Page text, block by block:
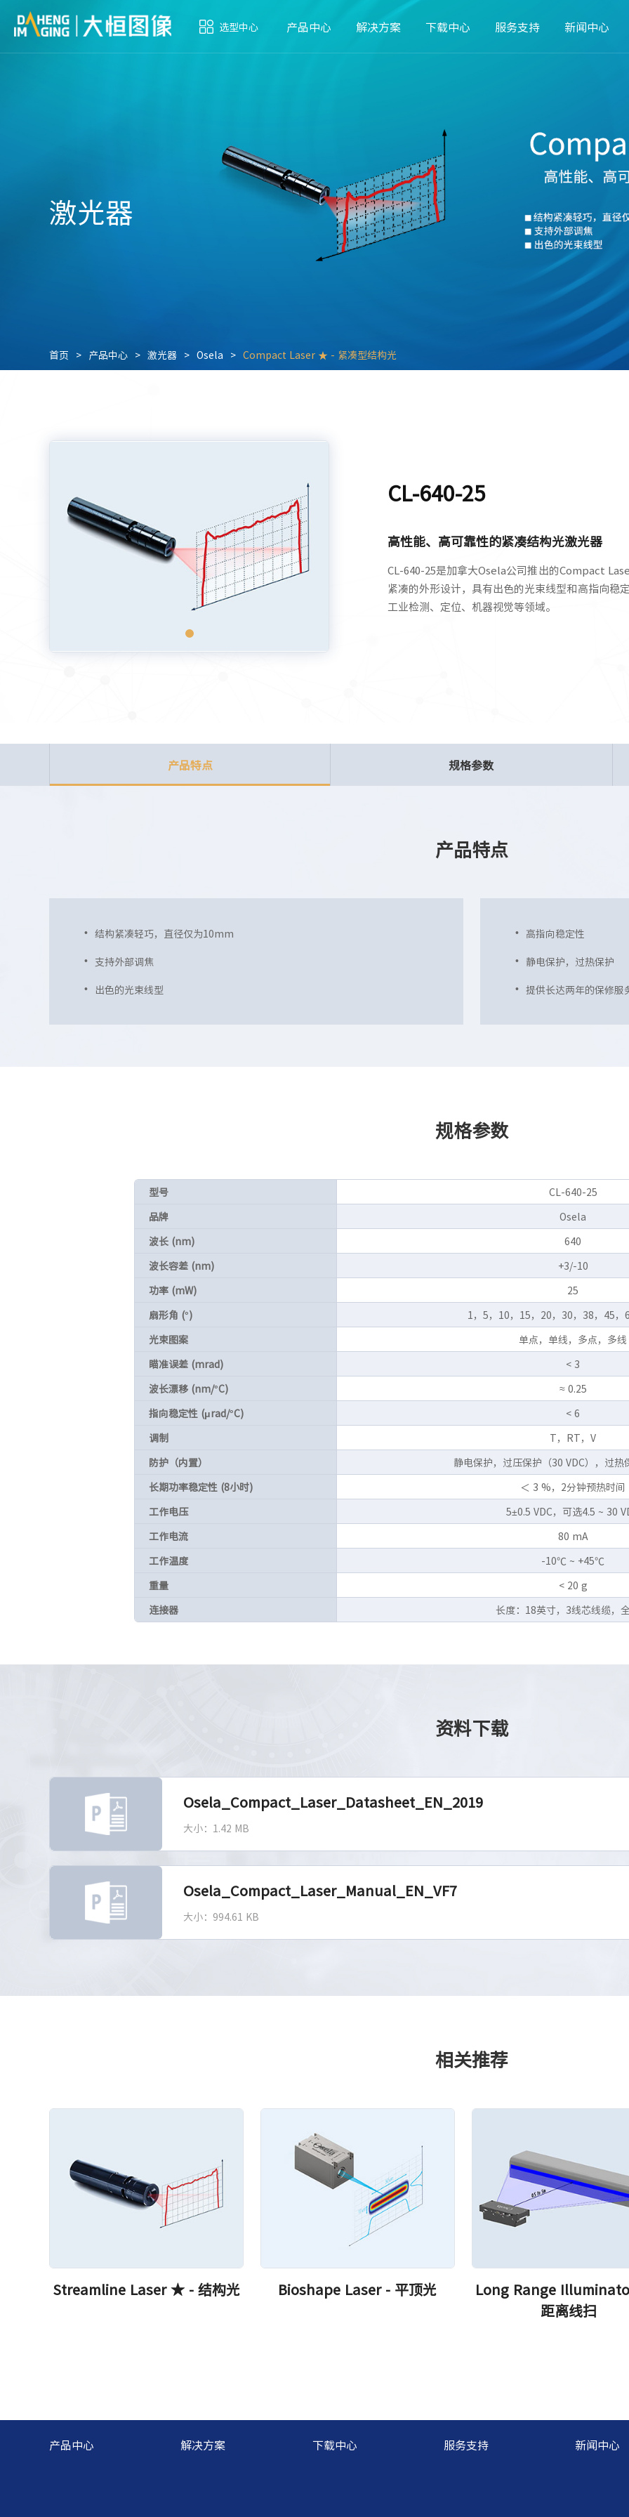
选型中心 产品中心 解决方案 下载中心 服务支持 新闻中心
激光器
首页 > 产品中心 > 激光器 > Osela > Compact Laser ★ - 紧凑型结构光
CL-640-25
高性能、高可靠性的紧凑结构光激光器
CL-640-25是加拿大Osela公司推出的Compact
紧凑的外形设计，具有出色的光束线型和高指向稳
工业检测、定位、机器视觉等领域。
产品特点 规格参数
产品特点
结构紧凑轻巧，直径仅为10mm
支持外部调焦
出色的光束线型
高指向稳定性
静电保护，过热保护
提供长达两年的保修服
规格参数
型号
CL-640-25
品牌
Osela
波长 (nm)
640
波长容差 (nm)
+3/-10
功率 (mW)
25
扇形角 (°)
1，5，10，15，20，30，38，45，
光束图案
单点，单线，多点，多线
瞄准误差 (mrad)
< 3
波长漂移 (nm/°C)
≈ 0.25
指向稳定性 (μrad/°C)
< 6
调制
T，RT，V
防护（内置）
静电保护，过压保护（30 VDC），过
长期功率稳定性 (8小时)
＜ 3 %，2分钟预热时间
工作电压
5±0.5 VDC，可选4.5 ~ 30
工作电流
80 mA
工作温度
-10℃ ~ +45℃
重量
< 20 g
连接器
长度：18英寸，3线芯线缆，
资料下载
Osela_Compact_Laser_Datasheet_EN_2019
大小：1.42 MB
Osela_Compact_Laser_Manual_EN_VF7
大小：994.61 KB
相关推荐
Streamline Laser ★ - 结构光 Bioshape Laser - 平顶光
Long Range
距离线扫
产品中心 解决方案 下载中心 服务支持 新闻中心